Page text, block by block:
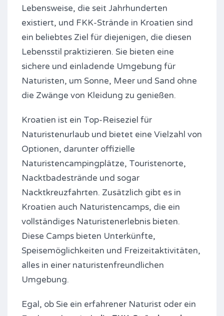
Lebensweise, die seit Jahrhunderten
existiert, und FKK-Strände in Kroatien sind
ein beliebtes Ziel für diejenigen, die diesen
Lebensstil praktizieren. Sie bieten eine
sichere und einladende Umgebung für
Naturisten, um Sonne, Meer und Sand ohne
die Zwänge von Kleidung zu genießen.
Kroatien ist ein Top-Reiseziel für
Naturistenurlaub und bietet eine Vielzahl von
Optionen, darunter offizielle
Naturistencampingplätze, Touristenorte,
Nacktbadestrände und sogar
Nacktkreuzfahrten. Zusätzlich gibt es in
Kroatien auch Naturistencamps, die ein
vollständiges Naturistenerlebnis bieten.
Diese Camps bieten Unterkünfte,
Speisemöglichkeiten und Freizeitaktivitäten,
alles in einer naturistenfreundlichen
Umgebung.
Egal, ob Sie ein erfahrener Naturist oder ein